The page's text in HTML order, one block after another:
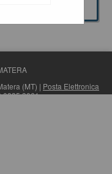
(MT) | Posta Elettronica
0835 3061